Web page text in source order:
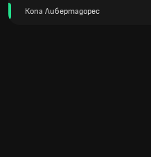
Копа Либертадорес